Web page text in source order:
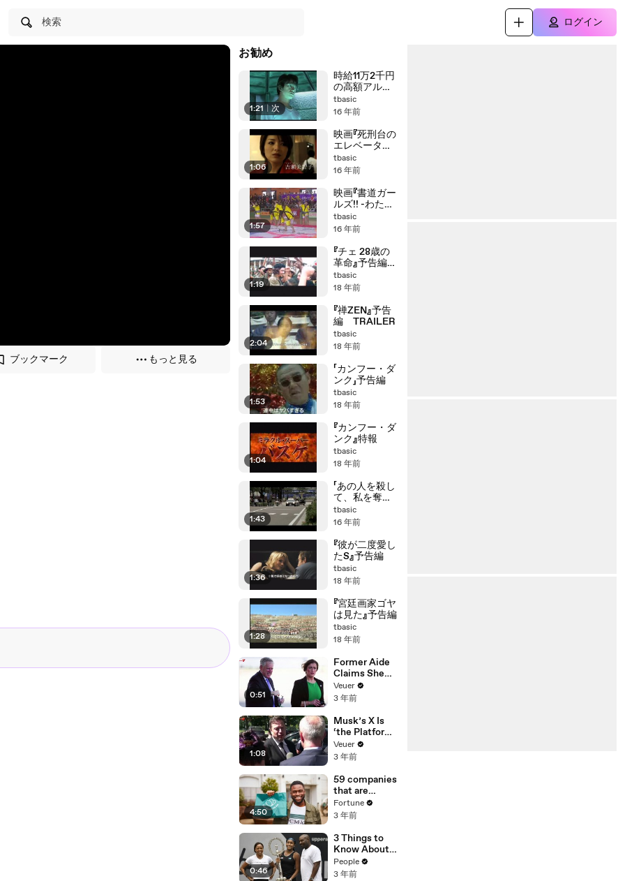
検索 ログイン
ブックマーク もっと見る
お勧め
1:21 | 次
時給11万2千円
の高額アルバ
イトとは!?
tbasic
16 年前
1:06
映画『死刑台の
エレベーター』
特報
tbasic
16 年前
1:57
映画『書道ガー
ルズ!! -わたし
たちの甲子
園-』予告編
tbasic
16 年前
1:19
『チェ 28歳の
革命』予告編
CHE
TRAILER
tbasic
18 年前
2:04
『禅ZEN』予告
編 TRAILER
tbasic
18 年前
1:53
「カンフー・ダ
ンク」予告編
tbasic
18 年前
1:04
『カンフー・ダ
ンク』特報
tbasic
18 年前
1:43
「あの人を殺し
て、私を奪い
なさい」
tbasic
16 年前
1:36
『彼が二度愛し
たS』予告編
tbasic
18 年前
1:28
『宮廷画家ゴヤ
は見た』予告編
tbasic
18 年前
0:51
Former Aide
Claims She
Was Asked to
Make a ‘Hit
Trump
Veuer
3 年前
1:08
Musk’s X Is
‘the Platform
With the
Largest Ratio
Misinformatio
n or
Disinformatio
n’ Amongst
All Social
Media
Platforms
Veuer
3 年前
4:50
59 companies
that are
changing the
world: From
Chobani
Fortune
3 年前
0:46
3 Things to
Know About
Coco Gauff's
Parents
People
3 年前